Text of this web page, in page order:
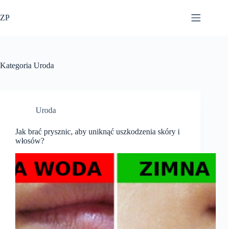
do
treści
ZP
Kategoria Uroda
Uroda
Jak brać prysznic, aby uniknąć uszkodzenia skóry i
włosów?